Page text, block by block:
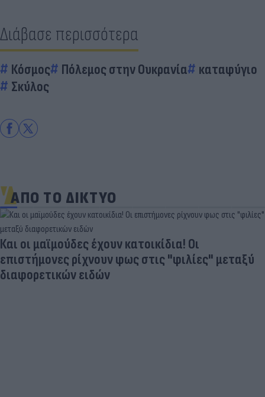
Διάβασε περισσότερα
Κόσμος Πόλεμος στην Ουκρανία
καταφύγιο
Σκύλος
ΑΠΟ ΤΟ ΔΙΚΤΥΟ
Και οι μαϊμούδες έχουν κατοικίδια! Οι
επιστήμονες ρίχνουν φως στις "φιλίες" μεταξύ
διαφορετικών ειδών